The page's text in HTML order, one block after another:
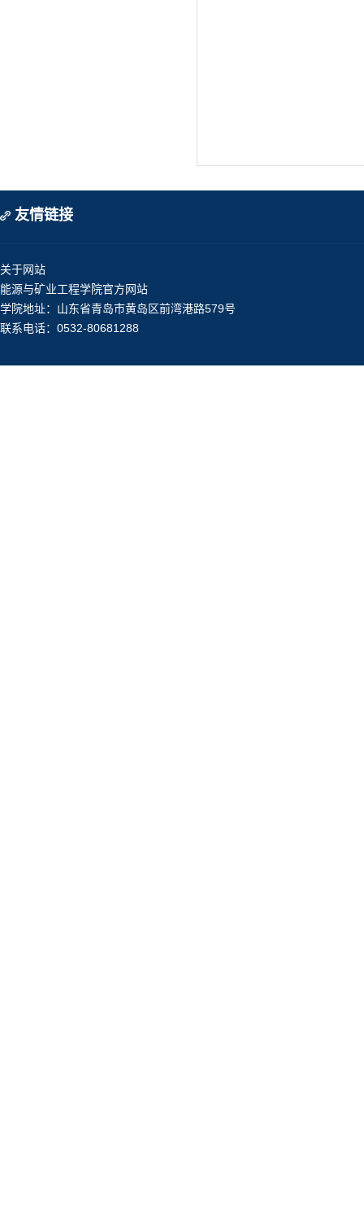
友情链接
关于网站
能源与矿业工程学院官方网站
学院地址：山东省青岛市黄岛区前湾港路579号
联系电话：0532-80681288